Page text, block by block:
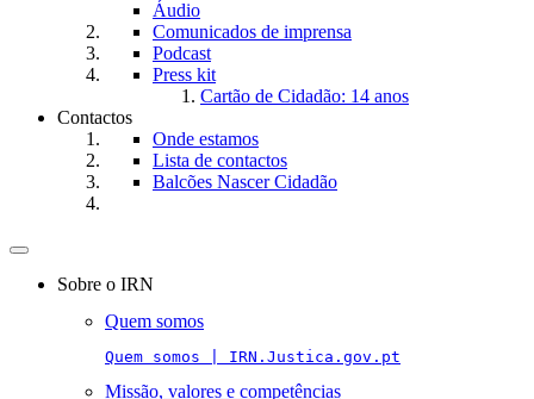
Áudio
Comunicados de imprensa
Podcast
Press kit
Cartão de Cidadão: 14 anos
Contactos
Onde estamos
Lista de contactos
Balcões Nascer Cidadão
Toggle
navigationSobre o IRN
Quem somos
Quem somos | IRN.Justica.gov.pt
Missão, valores e competências